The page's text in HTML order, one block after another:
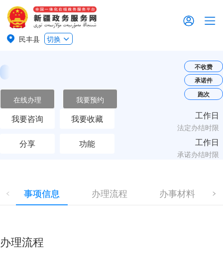
民丰县 切换
在线办理 我要预约
我要咨询 我要收藏
分享 功能
不收费
承诺件
跑次
工作日
法定办结时限
工作日
承诺办结时限
事项信息 办理流程 办事材料
办理流程